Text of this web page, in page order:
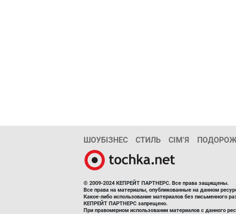
ШОУБІЗНЕС СТИЛЬ СІМ’Я
© 2009-2024 КЕПРЕЙТ ПАРТНЕРС. Все права защищены.
Все права на материалы, опубликованные на данном
Какое-либо использование материалов без письменного
КЕПРЕЙТ ПАРТНЕРС запрещено.
При правомерном использовании материалов с данного